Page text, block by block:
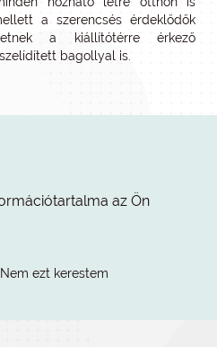
a szerencsés érdeklődők
a kiállítótérre érkező
bagollyal is.
az Ön
Nem ezt kerestem